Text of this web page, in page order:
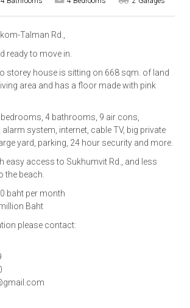
Talman Rd.,
ready to move in.
storey house is sitting on 668 sqm. of land
area and has a floor made with pink
4 bathrooms, 9 air cons,
system, internet, cable TV, big private
yard, parking, 24 hour security and more.
easy access to Sukhumvit Rd., and less
the beach.
baht per month
Baht
please contact: